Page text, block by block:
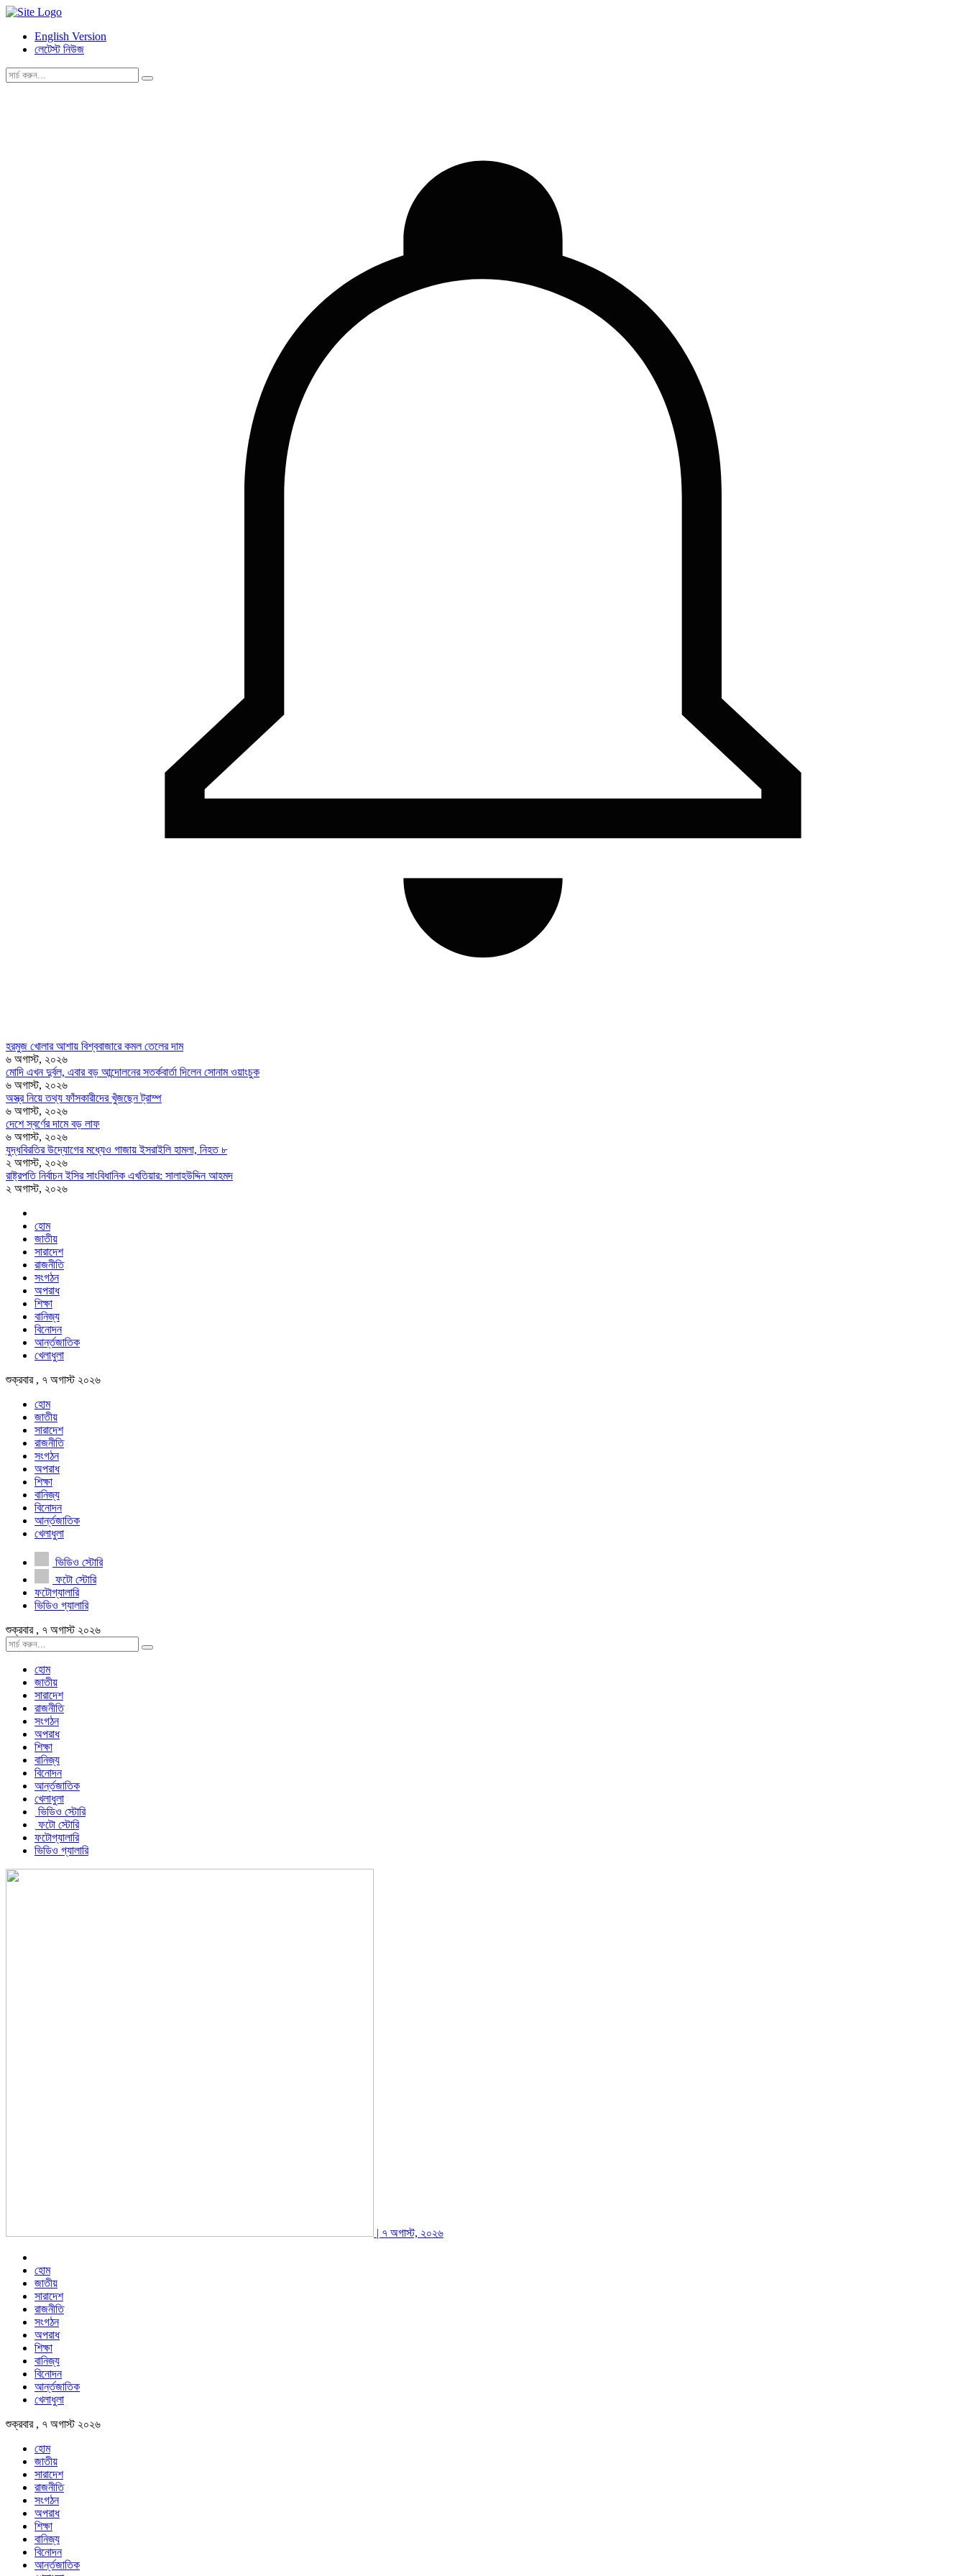
English Version
লেটেস্ট নিউজ
হরমুজ খোলার আশায় বিশ্ববাজারে কমল তেলের দাম
৬ অগাস্ট, ২০২৬
মোদি এখন দুর্বল, এবার বড় আন্দোলনের সতর্কবার্তা দিলেন সোনাম ওয়াংচুক
৬ অগাস্ট, ২০২৬
অস্ত্র নিয়ে তথ্য ফাঁসকারীদের খুঁজছেন ট্রাম্প
৬ অগাস্ট, ২০২৬
দেশে স্বর্ণের দামে বড় লাফ
৬ অগাস্ট, ২০২৬
যুদ্ধবিরতির উদ্যোগের মধ্যেও গাজায় ইসরাইলি হামলা, নিহত ৮
২ অগাস্ট, ২০২৬
রাষ্ট্রপতি নির্বাচন ইসির সাংবিধানিক এখতিয়ার: সালাহউদ্দিন আহমদ
২ অগাস্ট, ২০২৬
হোম
জাতীয়
সারাদেশ
রাজনীতি
সংগঠন
অপরাধ
শিক্ষা
বানিজ্য
বিনোদন
আর্ন্তজাতিক
খেলাধুলা
শুক্রবার , ৭ অগাস্ট ২০২৬
হোম
জাতীয়
সারাদেশ
রাজনীতি
সংগঠন
অপরাধ
শিক্ষা
বানিজ্য
বিনোদন
আর্ন্তজাতিক
খেলাধুলা
ভিডিও স্টোরি
ফটো স্টোরি
ফটোগ্যালারি
ভিডিও গ্যালারি
শুক্রবার , ৭ অগাস্ট ২০২৬
হোম
জাতীয়
সারাদেশ
রাজনীতি
সংগঠন
অপরাধ
শিক্ষা
বানিজ্য
বিনোদন
আর্ন্তজাতিক
খেলাধুলা
ভিডিও স্টোরি
ফটো স্টোরি
ফটোগ্যালারি
ভিডিও গ্যালারি
| ৭ অগাস্ট, ২০২৬
হোম
জাতীয়
সারাদেশ
রাজনীতি
সংগঠন
অপরাধ
শিক্ষা
বানিজ্য
বিনোদন
আর্ন্তজাতিক
খেলাধুলা
শুক্রবার , ৭ অগাস্ট ২০২৬
হোম
জাতীয়
সারাদেশ
রাজনীতি
সংগঠন
অপরাধ
শিক্ষা
বানিজ্য
বিনোদন
আর্ন্তজাতিক